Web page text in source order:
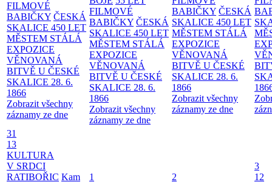
FILMOVÉ
BABIČKY ČESKÁ
SKALICE 450 LET
MĚSTEM STÁLÁ
EXPOZICE
VĚNOVANÁ
BITVĚ U ČESKÉ
SKALICE 28. 6.
1866
Zobrazit všechny
záznamy ze dne
FILMOVÉ
BABIČKY ČESKÁ
SKALICE 450 LET
MĚSTEM STÁLÁ
EXPOZICE
VĚNOVANÁ
BITVĚ U ČESKÉ
SKALICE 28. 6.
1866
Zobrazit všechny
záznamy ze dne
BABIČKY ČESKÁ
SKALICE 450 LET
MĚSTEM STÁLÁ
EXPOZICE
VĚNOVANÁ
BITVĚ U ČESKÉ
SKALICE 28. 6.
1866
Zobrazit všechny
záznamy ze dne
31
13
KULTURA
V SRDCI
RATIBOŘIC Kam 1 2
3
12